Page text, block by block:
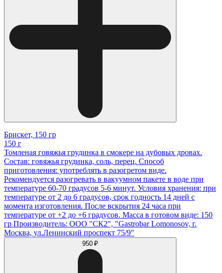
Брискет, 150 гр
150 г
Томленая говяжья грудинка в смокере на дубовых дровах.
Состав: говяжья грудинка, соль, перец. Способ
приготовления: употреблять в разогретом виде.
Рекомендуется разогревать в вакуумном пакете в воде при
температуре 60-70 градусов 5-6 минут. Условия хранения: при
температуре от 2 до 6 градусов, срок годность 14 дней с
момента изготовления. После вскрытия 24 часа при
температуре от +2 до +6 градусов. Масса в готовом виде: 150
гр Производитель: ООО "СК2", "Gastrobar Lomonosov, г.
Москва, ул.Ленинский проспект 75/9"
950 ₽